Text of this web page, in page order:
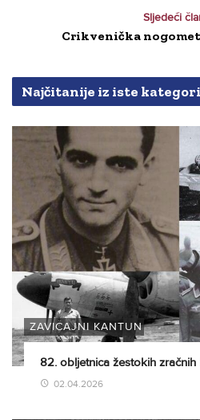
Sljedeći
Crikvenička
Najčitanije iz iste
ZAVIČAJNI KANTUN
82. obljetnica žestokih
02.04.2026